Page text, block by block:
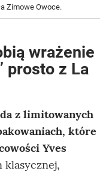
Zimowe Owoce.
wrażenie
prosto z La
z limitowanych
które
Yves
klasycznej,